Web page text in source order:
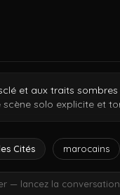
et aux traits
solo explicite et
Cités marocains
— lancez la conversation